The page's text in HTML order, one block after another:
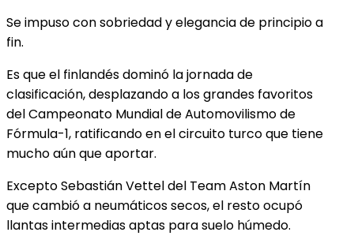
Se impuso con sobriedad y elegancia de principio a
fin.
Es que el finlandés dominó la jornada de
clasificación, desplazando a los grandes favoritos
del Campeonato Mundial de Automovilismo de
Fórmula-1, ratificando en el circuito turco que tiene
mucho aún que aportar.
Excepto Sebastián Vettel del Team Aston Martín
que cambió a neumáticos secos, el resto ocupó
llantas intermedias aptas para suelo húmedo.